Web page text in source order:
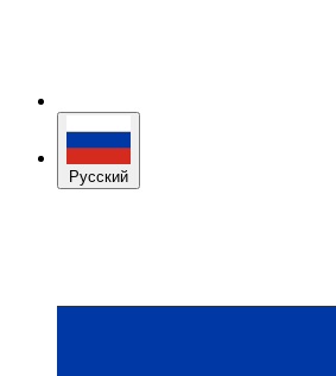
Русский